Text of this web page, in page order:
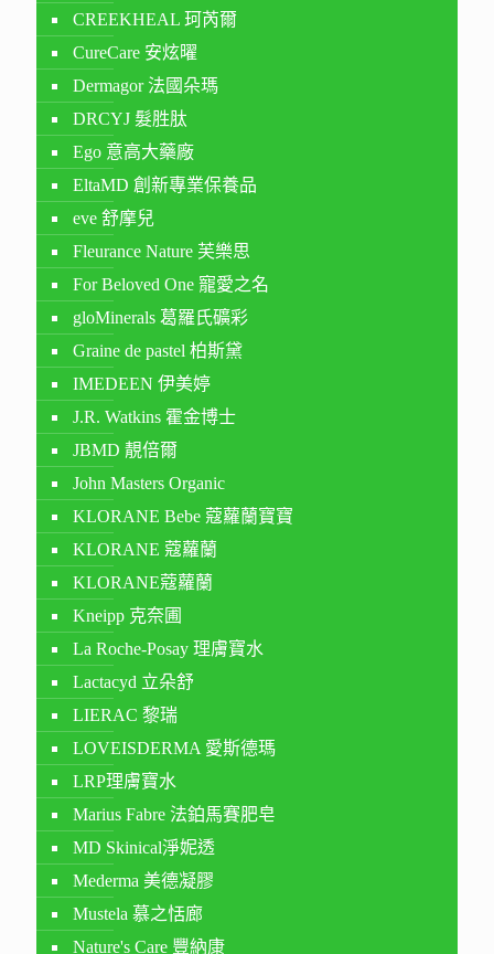
CREEKHEAL 珂芮爾
CureCare 安炫曜
Dermagor 法國朵瑪
DRCYJ 髮胜肽
Ego 意高大藥廠
EltaMD 創新專業保養品
eve 舒摩兒
Fleurance Nature 芙樂思
For Beloved One 寵愛之名
gloMinerals 葛羅氏礦彩
Graine de pastel 柏斯黛
IMEDEEN 伊美婷
J.R. Watkins 霍金博士
JBMD 靚倍爾
John Masters Organic
KLORANE Bebe 蔻蘿蘭寶寶
KLORANE 蔻蘿蘭
KLORANE蔻蘿蘭
Kneipp 克奈圃
La Roche-Posay 理膚寶水
Lactacyd 立朵舒
LIERAC 黎瑞
LOVEISDERMA 愛斯德瑪
LRP理膚寶水
Marius Fabre 法鉑馬賽肥皂
MD Skinical淨妮透
Mederma 美德凝膠
Mustela 慕之恬廊
Nature's Care 豐納康